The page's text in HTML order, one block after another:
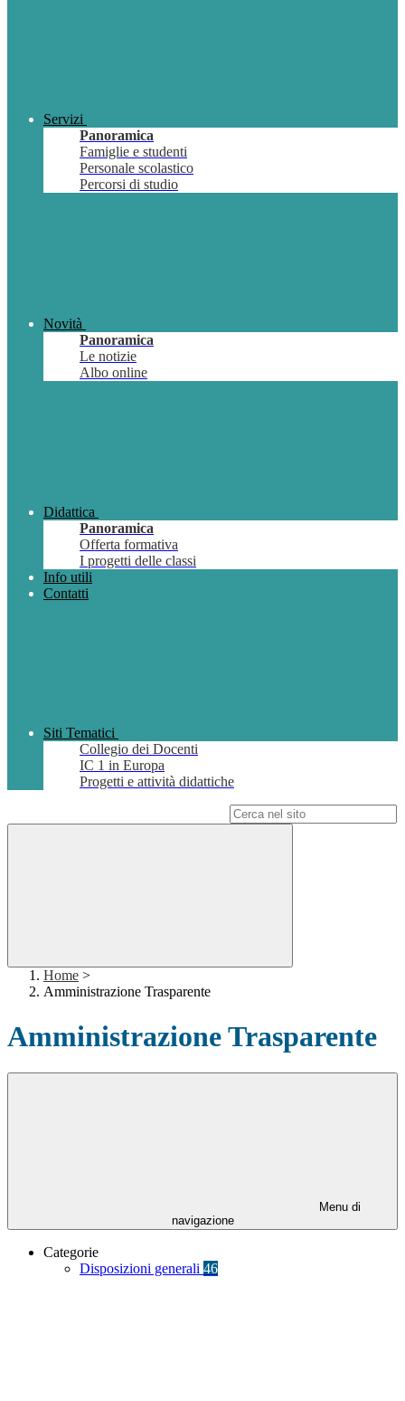
Servizi
Panoramica
Famiglie e studenti
Personale scolastico
Percorsi di studio
Novità
Panoramica
Le notizie
Albo online
Didattica
Panoramica
Offerta formativa
I progetti delle classi
Info utili
Contatti
Siti Tematici
Collegio dei Docenti
IC 1 in Europa
Progetti e attività didattiche
Home >
Amministrazione Trasparente
Amministrazione Trasparente
Menu di
navigazione
Categorie
Disposizioni generali 46